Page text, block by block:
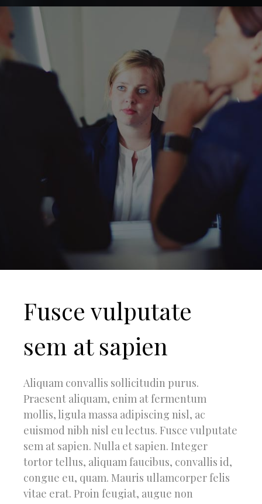
Fusce vulputate
sem at sapien
Aliquam convallis sollicitudin purus.
Praesent aliquam, enim at fermentum
mollis, ligula massa adipiscing nisl, ac
euismod nibh nisl eu lectus. Fusce vulputate
sem at sapien. Nulla et sapien. Integer
tortor tellus, aliquam faucibus, convallis id,
congue eu, quam. Mauris ullamcorper felis
vitae erat. Proin feugiat, augue non